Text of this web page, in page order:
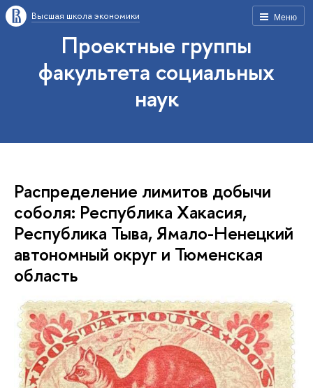
Меню
Высшая школа экономики
Проектные группы
факультета социальных
наук
Распределение лимитов добычи
соболя: Республика Хакасия,
Республика Тыва, Ямало-Ненецкий
автономный округ и Тюменская
область